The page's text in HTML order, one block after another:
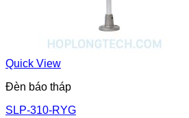
Quick View
Đèn báo tháp
SLP-310-RYG